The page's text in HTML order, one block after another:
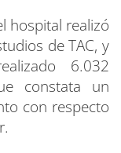
hospital realizó
de TAC, y
6.032
constata un
con respecto